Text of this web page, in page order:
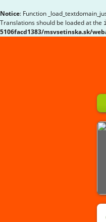
Notice: Function
Translations should be loaded at the
5106facd1383/msvsetinska.sk/